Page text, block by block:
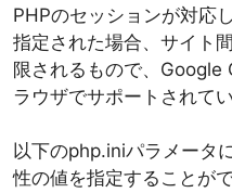
PHPのセッションが対応
指定された場合、サイト
限されるもので、Google
ラウザでサポートされてい
以下のphp.iniパラメータ
性の値を指定することが